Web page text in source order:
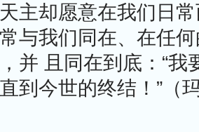
主却愿意在我们日
与我们同在、在任
并 且同在到底：“我
到今世的终结！”（